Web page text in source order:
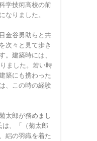
学技術高校の前
なりました。
金谷勇助らと共
次々と見て歩き
。建築時には、
ました。若い時
築にも携わった
、この時の経験
太郎が務めまし
は、「（菊太郎
絽の羽織を着た